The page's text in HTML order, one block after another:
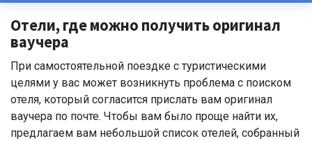
Отели, где можно получить оригинал
ваучера
При самостоятельной поездке с туристическими
целями у вас может возникнуть проблема с поиском
отеля, который согласится прислать вам оригинал
ваучера по почте. Чтобы вам было проще найти их,
предлагаем вам небольшой список отелей, собранный